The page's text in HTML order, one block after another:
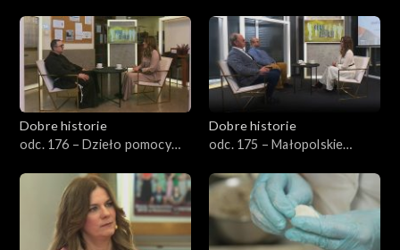
Dobre historie
odc. 176 – Dzieło pomocy
Dobre historie
odc. 175 – Małopolskie